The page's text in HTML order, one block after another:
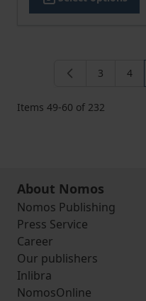
Items 49-60 of 232
Page
3 Page
4
About Nomos
Nomos Publishing
Press Service
Career
Our publishers
Inlibra
NomosOnline